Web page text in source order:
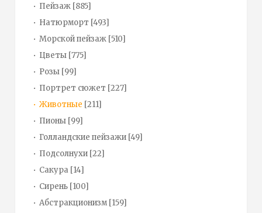
Пейзаж [885]
Натюрморт [493]
Морской пейзаж [510]
Цветы [775]
Розы [99]
Портрет сюжет [227]
Животные [211]
Пионы [99]
Голландские пейзажи [49]
Подсолнухи [22]
Сакура [14]
Сирень [100]
Абстракционизм [159]